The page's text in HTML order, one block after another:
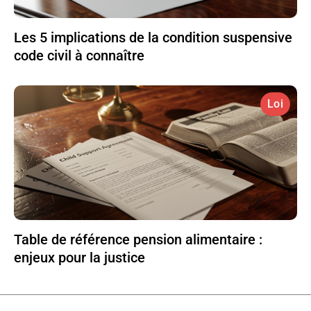
Les 5 implications de la condition suspensive
code civil à connaître
Loi
Table de référence pension alimentaire :
enjeux pour la justice